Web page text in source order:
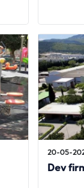
20-05-
Dev